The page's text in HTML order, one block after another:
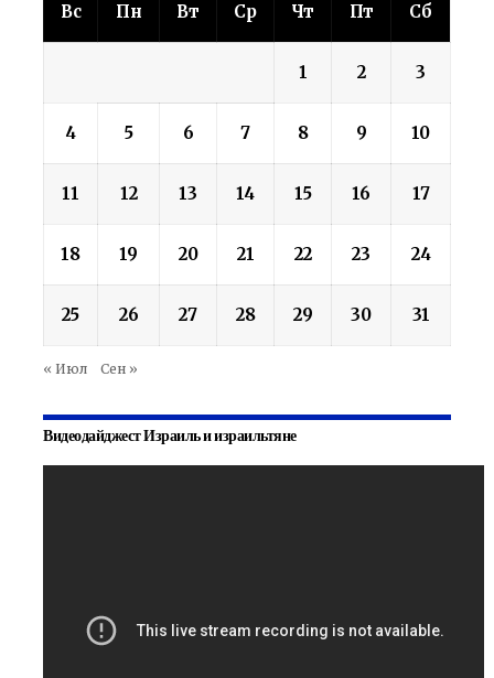
Вс Пн Вт Ср Чт Пт Сб
1 2 3
4 5 6 7 8 9 10
11 12 13 14 15 16 17
18 19 20 21 22 23 24
25 26 27 28 29 30 31
« Июл Сен »
Видеодайджест Израиль и израильтяне